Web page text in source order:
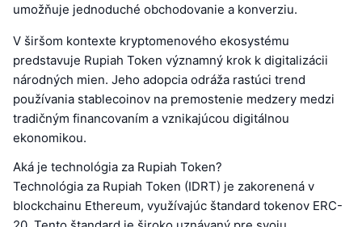
umožňuje jednoduché obchodovanie a konverziu.
V širšom kontexte kryptomenového ekosystému
predstavuje Rupiah Token významný krok k digitalizácii
národných mien. Jeho adopcia odráža rastúci trend
používania stablecoinov na premostenie medzery medzi
tradičným financovaním a vznikajúcou digitálnou
ekonomikou.
Aká je technológia za Rupiah Token?
Technológia za Rupiah Token (IDRT) je zakorenená v
blockchainu Ethereum, využívajúc štandard tokenov ERC-